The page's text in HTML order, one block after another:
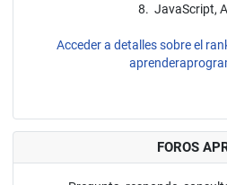
8. JavaScript,
Acceder a detalles sobre el
FOROS